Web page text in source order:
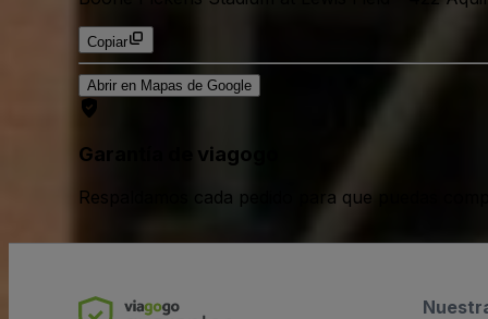
Copiar
Abrir en Mapas de Google
Garantía de viagogo
Respaldamos cada pedido para que puedas